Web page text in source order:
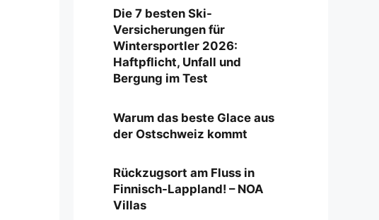
Die 7 besten Ski-
Versicherungen für
Wintersportler 2026:
Haftpflicht, Unfall und
Bergung im Test
Warum das beste Glace aus
der Ostschweiz kommt
Rückzugsort am Fluss in
Finnisch-Lappland! – NOA
Villas